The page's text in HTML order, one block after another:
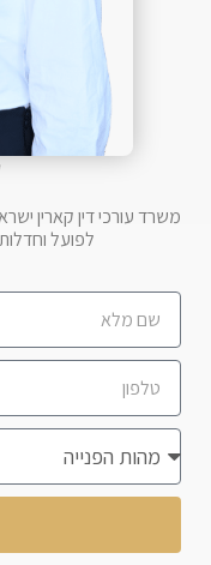
משרד עורכי דין קארין
לפועל